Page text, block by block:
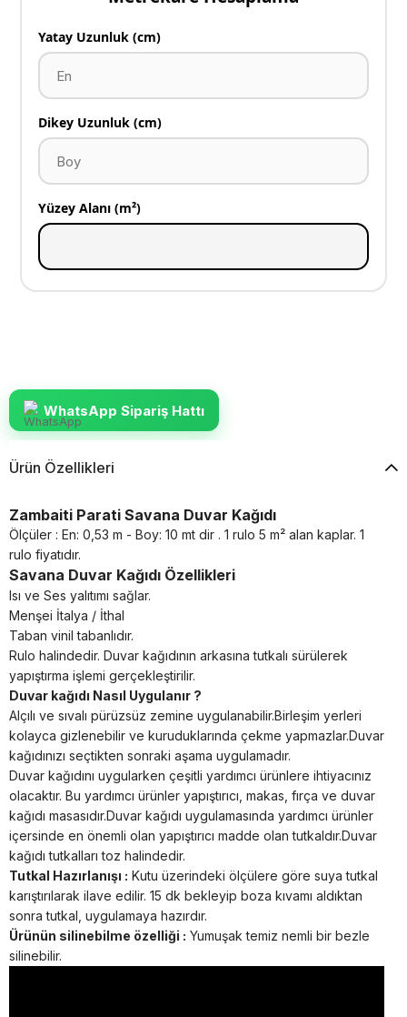
Yatay Uzunluk (cm)
Dikey Uzunluk (cm)
Yüzey Alanı (m²)
WhatsApp Sipariş Hattı
Ürün Özellikleri
Zambaiti Parati Savana Duvar Kağıdı
Ölçüler : En: 0,53 m - Boy: 10 mt dir . 1 rulo 5 m² alan kaplar. 1
rulo fiyatıdır.
Savana Duvar Kağıdı Özellikleri
Isı ve Ses yalıtımı sağlar.
Menşei İtalya / İthal
Taban vinil tabanlıdır.
Rulo halindedir. Duvar kağıdının arkasına tutkalı sürülerek
yapıştırma işlemi gerçekleştirilir.
Duvar kağıdı Nasıl Uygulanır ?
Alçılı ve sıvalı pürüzsüz zemine uygulanabilir.Birleşim yerleri
kolayca gizlenebilir ve kuruduklarında çekme yapmazlar.Duvar
kağıdınızı seçtikten sonraki aşama uygulamadır.
Duvar kağıdını uygularken çeşitli yardımcı ürünlere ihtiyacınız
olacaktır. Bu yardımcı ürünler yapıştırıcı, makas, fırça ve duvar
kağıdı masasıdır.Duvar kağıdı uygulamasında yardımcı ürünler
içersinde en önemli olan yapıştırıcı madde olan tutkaldır.Duvar
kağıdı tutkalları toz halindedir.
Tutkal Hazırlanışı : Kutu üzerindeki ölçülere göre suya tutkal
karıştırılarak ilave edilir. 15 dk bekleyip boza kıvamı aldıktan
sonra tutkal, uygulamaya hazırdır.
Ürünün silinebilme özelliği : Yumuşak temiz nemli bir bezle
silinebilir.